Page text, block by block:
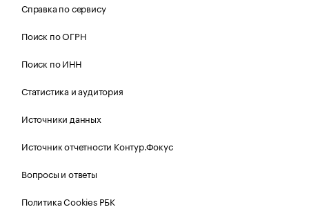
Справка по сервису
Поиск по ОГРН
Поиск по ИНН
Статистика и аудитория
Источники данных
Источник отчетности Контур.Фокус
Вопросы и ответы
Политика Cookies РБК